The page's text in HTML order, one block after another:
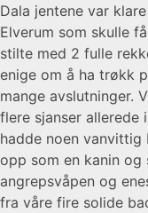
Dala jentene var
Elverum som skulle
stilte med 2 fulle
enige om å ha trøkk
mange avslutninger.
flere sjanser allerede
hadde noen
opp som en kanin og
angrepsvåpen og
fra våre fire solide